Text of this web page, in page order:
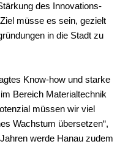
des Innovations-
müsse es sein, gezielt
in die Stadt zu
Know-how und starke
Bereich Materialtechnik
müssen wir viel
Wachstum übersetzen“,
werde Hanau zudem